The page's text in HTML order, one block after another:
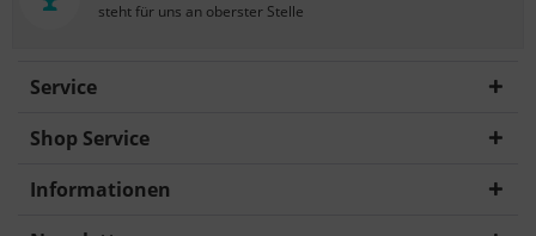
steht für uns an oberster Stelle
Service
Shop Service
Informationen